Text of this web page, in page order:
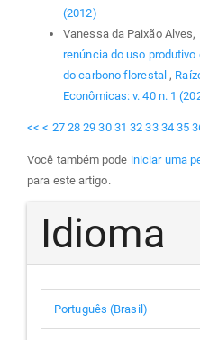
(2012)
Vanessa da Paixão
renúncia do uso
do carbono florestal,
Econômicas: v. 40 n. 1
<< < 27 28 29 30 31 32 33 34 35
Você também pode iniciar uma
para este artigo.
Idioma
Português (Brasil)